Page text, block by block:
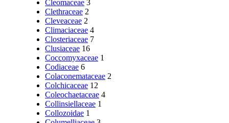
Cleomaceae 3
Clethraceae 2
Cleveaceae 2
Climaciaceae 4
Closteriaceae 7
Clusiaceae 16
Coccomyxaceae 1
Codiaceae 6
Colaconemataceae 2
Colchicaceae 12
Coleochaetaceae 4
Collinsiellaceae 1
Collozoidae 1